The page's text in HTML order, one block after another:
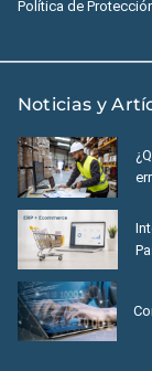
Política de
Noticias y